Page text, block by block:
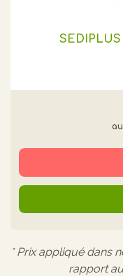
SEDIPLUS
* Prix appliqué dans
rapport